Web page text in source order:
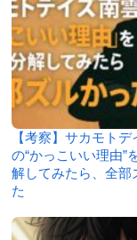
【考察】サカモト
の“かっこいい理由”
解してみたら、全部
た